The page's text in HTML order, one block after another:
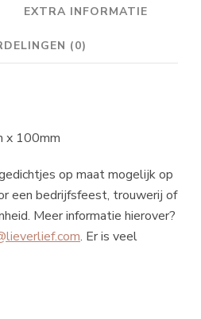
EXTRA INFORMATIE
(0)
x 100mm
op maat mogelijk op
een bedrijfsfeest, trouwerij of
Meer informatie hierover?
. Er is veel